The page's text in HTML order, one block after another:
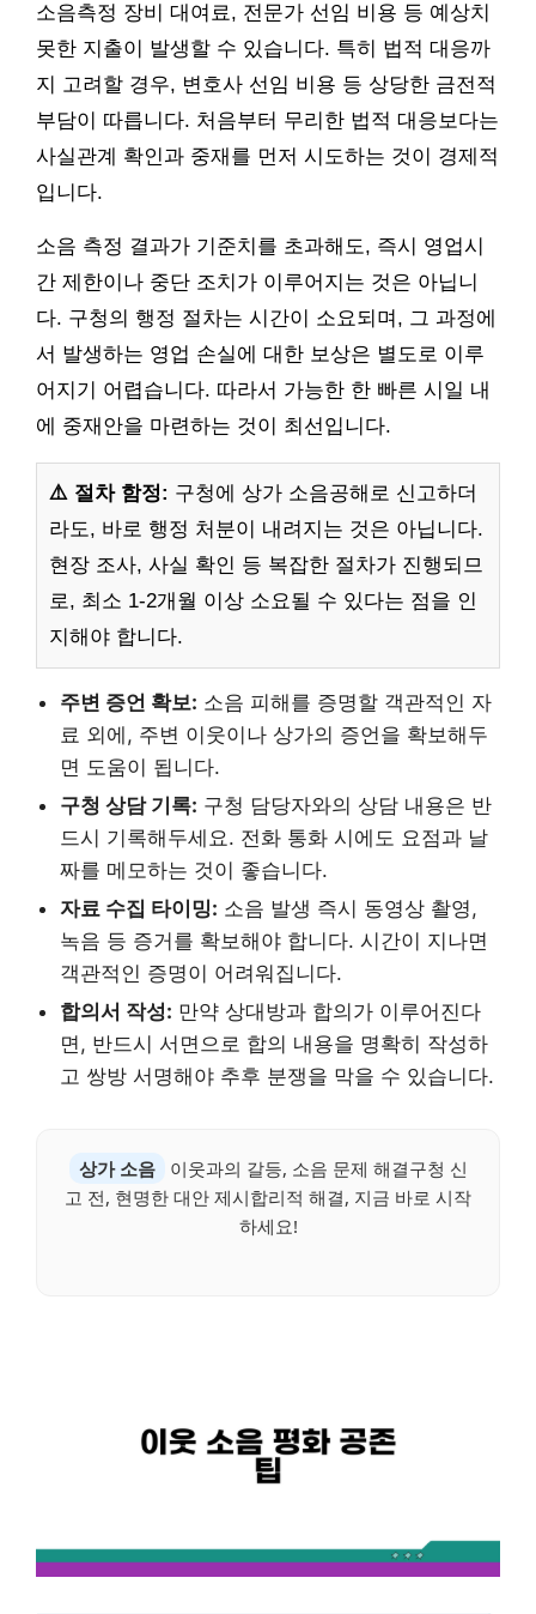
소음측정 장비 대여료, 전문가 선임 비용 등 예상치
못한 지출이 발생할 수 있습니다. 특히 법적 대응까
지 고려할 경우, 변호사 선임 비용 등 상당한 금전적
부담이 따릅니다. 처음부터 무리한 법적 대응보다는
사실관계 확인과 중재를 먼저 시도하는 것이 경제적
입니다.
소음 측정 결과가 기준치를 초과해도, 즉시 영업시
간 제한이나 중단 조치가 이루어지는 것은 아닙니
다. 구청의 행정 절차는 시간이 소요되며, 그 과정에
서 발생하는 영업 손실에 대한 보상은 별도로 이루
어지기 어렵습니다. 따라서 가능한 한 빠른 시일 내
에 중재안을 마련하는 것이 최선입니다.
⚠️ 절차 함정: 구청에 상가 소음공해로 신고하더
라도, 바로 행정 처분이 내려지는 것은 아닙니다.
현장 조사, 사실 확인 등 복잡한 절차가 진행되므
로, 최소 1-2개월 이상 소요될 수 있다는 점을 인
지해야 합니다.
주변 증언 확보: 소음 피해를 증명할 객관적인 자
료 외에, 주변 이웃이나 상가의 증언을 확보해두
면 도움이 됩니다.
구청 상담 기록: 구청 담당자와의 상담 내용은 반
드시 기록해두세요. 전화 통화 시에도 요점과 날
짜를 메모하는 것이 좋습니다.
자료 수집 타이밍: 소음 발생 즉시 동영상 촬영,
녹음 등 증거를 확보해야 합니다. 시간이 지나면
객관적인 증명이 어려워집니다.
합의서 작성: 만약 상대방과 합의가 이루어진다
면, 반드시 서면으로 합의 내용을 명확히 작성하
고 쌍방 서명해야 추후 분쟁을 막을 수 있습니다.
상가 소음
이웃과의 갈등, 소음 문제 해결구청 신
고 전, 현명한 대안 제시합리적 해결, 지금 바로 시작
하세요!